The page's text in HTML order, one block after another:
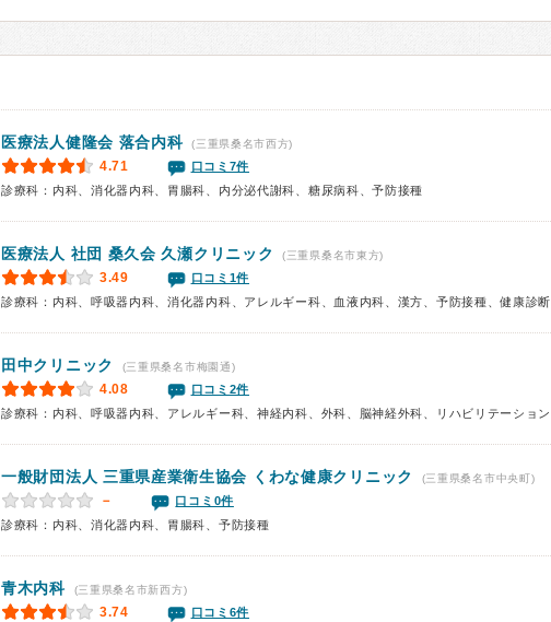
医療法人健隆会 落合内科 (三重県桑名市西方)
4.71
口コミ7件
診療科：内科、消化器内科、胃腸科、内分泌代謝科、糖尿病科、予防接種
医療法人 社団 桑久会久瀬クリニック (三重県桑名市東方)
3.49
口コミ1件
診療科：内科、呼吸器内科、消化器内科、アレルギー科、血液内科、漢方、予防接種、健康診断
田中クリニック (三重県桑名市梅園通)
4.08
口コミ2件
一般財団法人 三重県産業衛生協会 くわな健康クリニック (三重県桑名市中央町)
－
口コミ0件
診療科：内科、消化器内科、胃腸科、予防接種
青木内科 (三重県桑名市新西方)
3.74
口コミ6件